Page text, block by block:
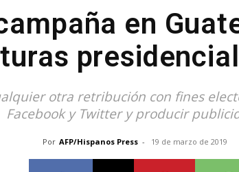
en
otra retribución con fines
Facebook y Twitter y producir
Por AFP/Hispanos Press - 19 de marzo de 2019